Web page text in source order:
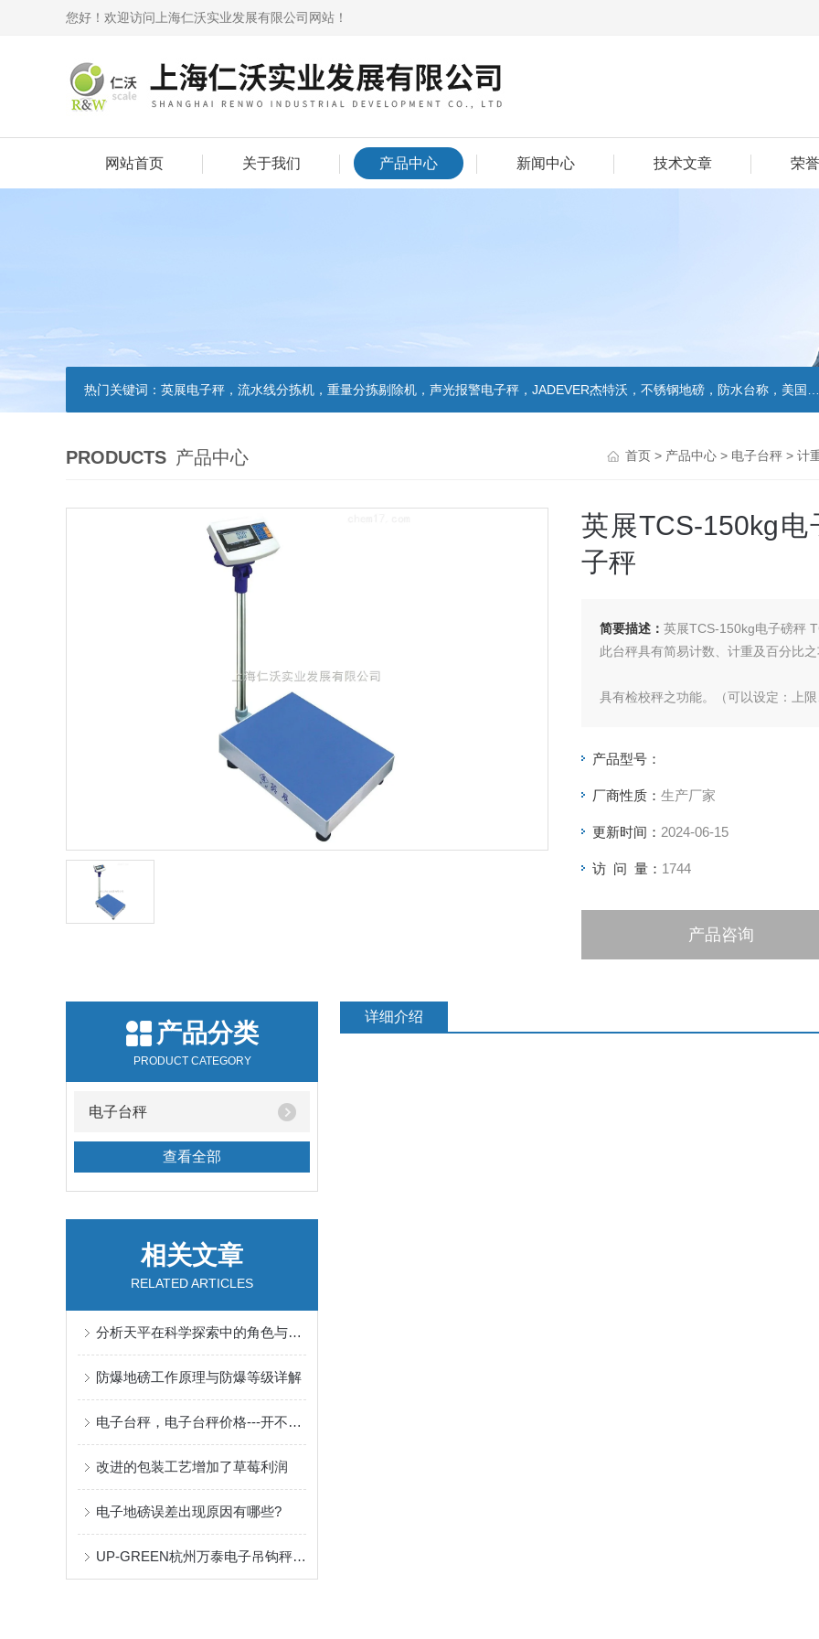
您好！欢迎访问上海仁沃实业发展有限公司网站！
网站首页 关于我们 产品中心 新闻中心 技术文章 荣
热门关键词： 英展电子秤，流水线分拣机，重量分拣剔除机，声光报警电子秤，JADEVER杰特沃，不锈钢地磅，防水台称，美国双杰天平，报警电子称
PRODUCTS 产品中心 首页 > 产品中心 > 电子台秤 > 计
英展TCS-150kg
子秤
简要描述： 英展TCS-150kg电子磅秤
此台秤具有简易计数、计重及百分比之
具有检校秤之功能。（可以设定：上限
电子台秤具有双重过载保护功能。
具有双色LED充电指示，可清楚指示充
产品型号：
厂商性质： 生产厂家
更新时间： 2024-06-15
访 问 量： 1744
产品咨询
产品分类
PRODUCT CATEGORY
电子台秤
查看全部
相关文章
RELATED ARTICLES
分析天平在科学探索中的角色与影响
防爆地磅工作原理与防爆等级详解
电子台秤，电子台秤价格---开不了机有几种情况
改进的包装工艺增加了草莓利润
电子地磅误差出现原因有哪些?
UP-GREEN杭州万泰电子吊钩秤标定方法
详细介绍